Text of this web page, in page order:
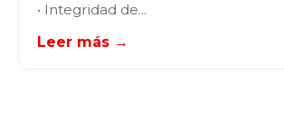
• Integridad de...
Leer más →